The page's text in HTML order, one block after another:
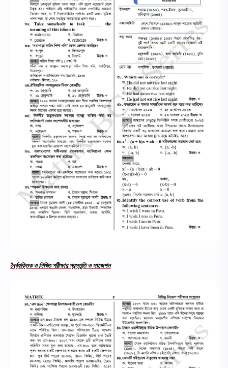
নৈর্ব্যক্তিক ও লিখিত পরীক্ষার প্রস্তুতি ও সাজেশন